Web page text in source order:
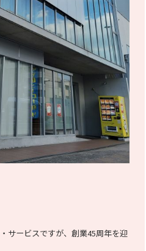
サービスですが、創業45周年を迎